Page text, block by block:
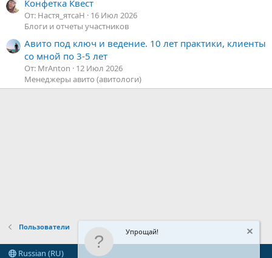
Конфетка Квест
От: Настя_ятсаН
16 Июл 2026
Блоги и отчеты участников
Авито под ключ и ведение. 10 лет практики, клиенты
со мной по 3-5 лет
От: MrAnton
12 Июл 2026
Менеджеры авито (авитологи)
Пользователи
Russian (RU)
Упрощай!